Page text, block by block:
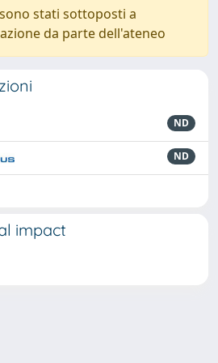
stati sottoposti a
da parte dell'ateneo
ND
ND
impact